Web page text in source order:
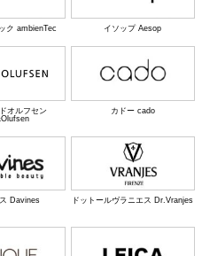
ク ambienTec イソップ Aesop
オルフセン
カドー cado
Davines ドットールヴラニエス Dr.Vranjes